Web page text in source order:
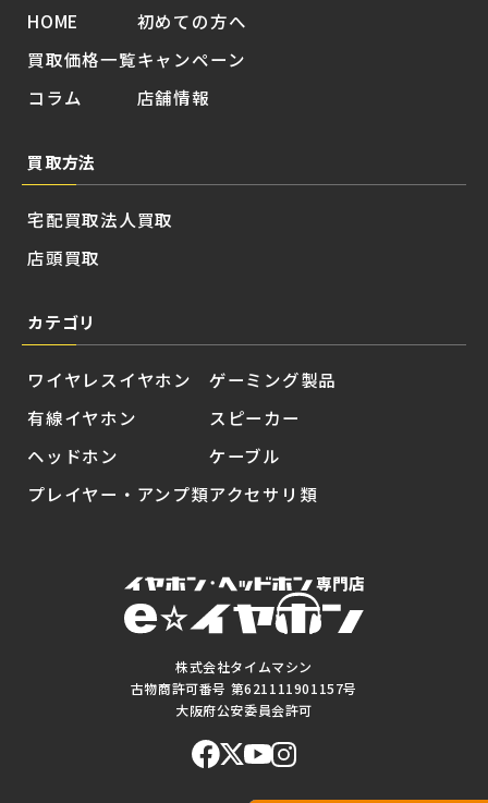
株式会社タイムマシン
古物商許可番号 第621111901157号
大阪府公安委員会許可
HOME
買取価格一覧
コラム
初めての方へ
キャンペーン
店舗情報
買取方法
宅配買取
店頭買取
法人買取
カテゴリ
ワイヤレスイヤホン
有線イヤホン
ヘッドホン
プレイヤー・アンプ類
ゲーミング製品
スピーカー
ケーブル
アクセサリ類